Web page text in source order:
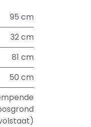
95 cm
32 cm
81 cm
50 cm